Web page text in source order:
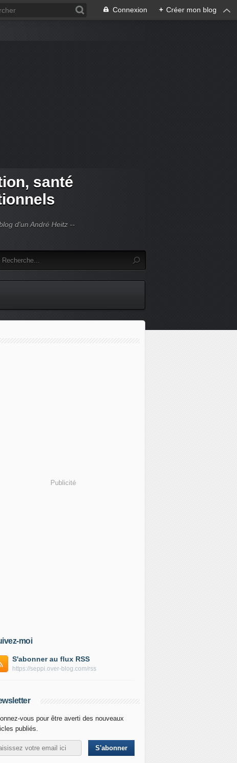
Connexion + Créer mon blog
santé
d'un André Heitz --
Publicité
moi
S'abonner au flux RSS
https://seppi.over-blog.com/rss
vous pour être averti des nouveaux
publiés.